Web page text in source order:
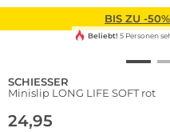
BIS ZU -
Beliebt! 5 Personen
SCHIESSER
Minislip LONG LIFE SOFT rot
24,95